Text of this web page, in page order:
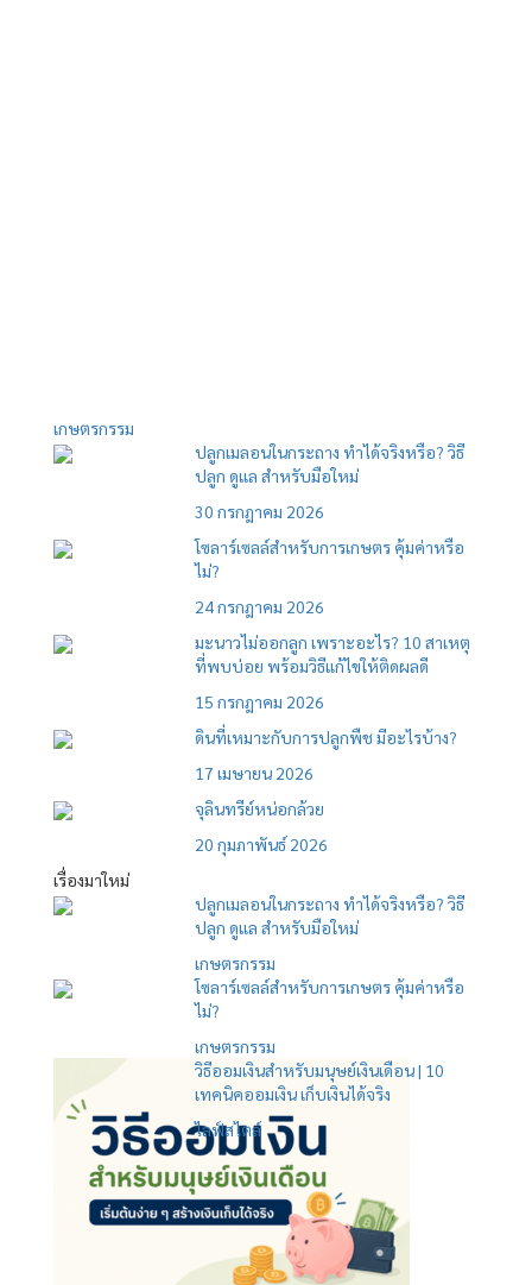
เกษตรกรรม
ปลูกเมลอนในกระถาง ทำได้จริงหรือ? วิธี
ปลูก ดูแล สำหรับมือใหม่
30 กรกฎาคม 2026
โซลาร์เซลล์สำหรับการเกษตร คุ้มค่าหรือ
ไม่?
24 กรกฎาคม 2026
มะนาวไม่ออกลูก เพราะอะไร? 10 สาเหตุ
ที่พบบ่อย พร้อมวิธีแก้ไขให้ติดผลดี
15 กรกฎาคม 2026
ดินที่เหมาะกับการปลูกพืช มีอะไรบ้าง?
17 เมษายน 2026
จุลินทรีย์หน่อกล้วย
20 กุมภาพันธ์ 2026
เรื่องมาใหม่
ปลูกเมลอนในกระถาง ทำได้จริงหรือ? วิธี
ปลูก ดูแล สำหรับมือใหม่
เกษตรกรรม
โซลาร์เซลล์สำหรับการเกษตร คุ้มค่าหรือ
ไม่?
เกษตรกรรม
วิธีออมเงินสำหรับมนุษย์เงินเดือน | 10
เทคนิคออมเงิน เก็บเงินได้จริง
ไลฟ์สไตล์